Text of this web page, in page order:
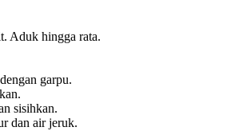
Aduk hingga rata.
garpu.
sisihkan.
dan air jeruk.